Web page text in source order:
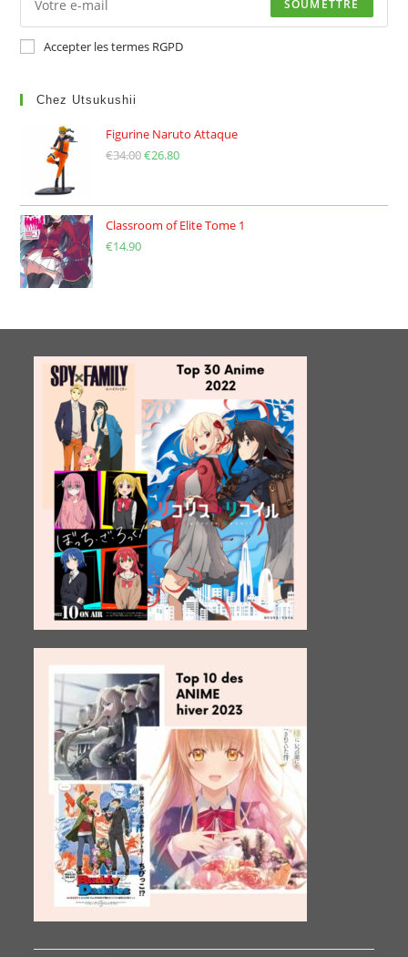
SOUMETTRE
Accepter les termes RGPD
Chez Utsukushii
Figurine Naruto Attaque
€34.00Le
initial
était :
€26.80Le
actuel
est :
Classroom of Elite Tome 1
€14.90